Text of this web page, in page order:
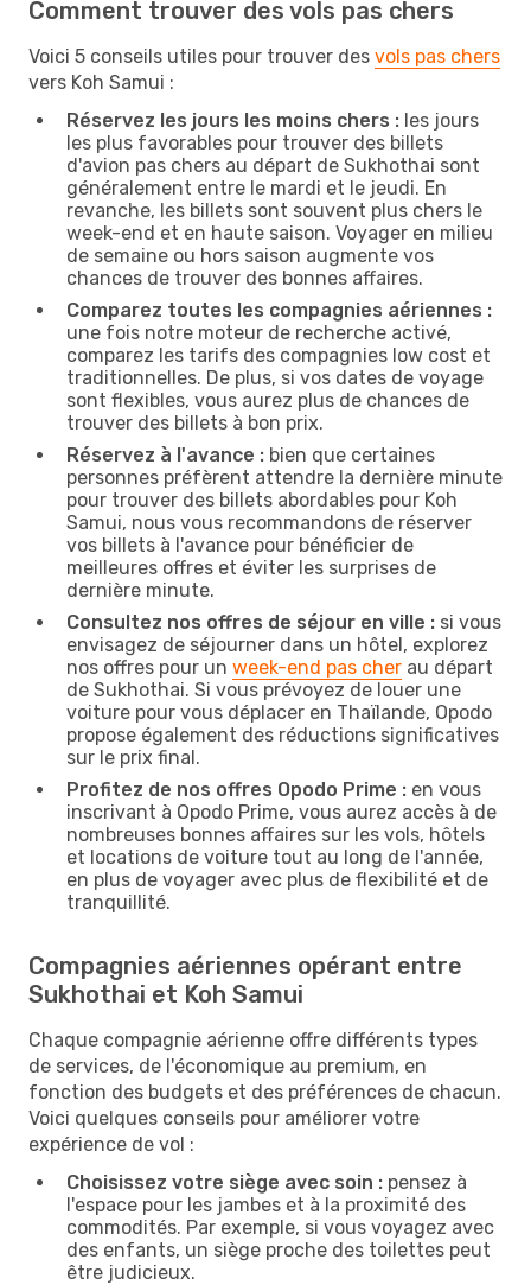
Comment trouver des vols pas chers
Voici 5 conseils utiles pour trouver des vols pas chers
vers Koh Samui :
Réservez les jours les moins chers : les jours
les plus favorables pour trouver des billets
d'avion pas chers au départ de Sukhothai sont
généralement entre le mardi et le jeudi. En
revanche, les billets sont souvent plus chers le
week-end et en haute saison. Voyager en milieu
de semaine ou hors saison augmente vos
chances de trouver des bonnes affaires.
Comparez toutes les compagnies aériennes :
une fois notre moteur de recherche activé,
comparez les tarifs des compagnies low cost et
traditionnelles. De plus, si vos dates de voyage
sont flexibles, vous aurez plus de chances de
trouver des billets à bon prix.
Réservez à l'avance : bien que certaines
personnes préfèrent attendre la dernière minute
pour trouver des billets abordables pour Koh
Samui, nous vous recommandons de réserver
vos billets à l'avance pour bénéficier de
meilleures offres et éviter les surprises de
dernière minute.
Consultez nos offres de séjour en ville : si vous
envisagez de séjourner dans un hôtel, explorez
nos offres pour un week-end pas cher au départ
de Sukhothai. Si vous prévoyez de louer une
voiture pour vous déplacer en Thaïlande, Opodo
propose également des réductions significatives
sur le prix final.
Profitez de nos offres Opodo Prime : en vous
inscrivant à Opodo Prime, vous aurez accès à de
nombreuses bonnes affaires sur les vols, hôtels
et locations de voiture tout au long de l'année,
en plus de voyager avec plus de flexibilité et de
tranquillité.
Compagnies aériennes opérant entre
Sukhothai et Koh Samui
Chaque compagnie aérienne offre différents types
de services, de l'économique au premium, en
fonction des budgets et des préférences de chacun.
Voici quelques conseils pour améliorer votre
expérience de vol :
Choisissez votre siège avec soin : pensez à
l'espace pour les jambes et à la proximité des
commodités. Par exemple, si vous voyagez avec
des enfants, un siège proche des toilettes peut
être judicieux.